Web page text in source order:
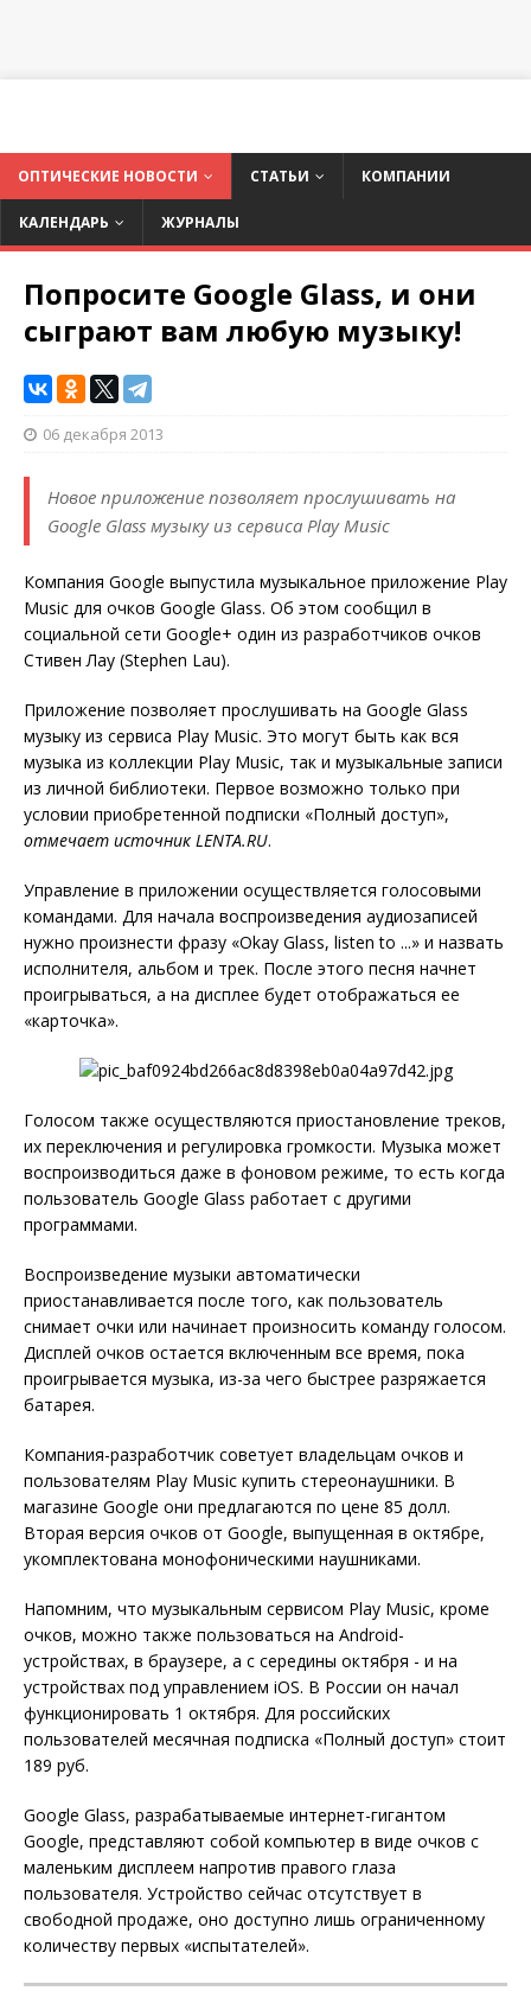
ОПТИЧЕСКИЕ НОВОСТИ СТАТЬИ КОМПАНИИ
КАЛЕНДАРЬ ЖУРНАЛЫ
Попросите Google Glass, и они
сыграют вам любую музыку!
06 декабря 2013
Новое приложение позволяет прослушивать на
Google Glass музыку из сервиса Play Music
Компания Google выпустила музыкальное приложение Play
Music для очков Google Glass. Об этом сообщил в
социальной сети Google+ один из разработчиков очков
Стивен Лау (Stephen Lau).
Приложение позволяет прослушивать на Google Glass
музыку из сервиса Play Music. Это могут быть как вся
музыка из коллекции Play Music, так и музыкальные записи
из личной библиотеки. Первое возможно только при
условии приобретенной подписки «Полный доступ»,
отмечает источник LENTA.RU.
Управление в приложении осуществляется голосовыми
командами. Для начала воспроизведения аудиозаписей
нужно произнести фразу «Okay Glass, listen to ...» и назвать
исполнителя, альбом и трек. После этого песня начнет
проигрываться, а на дисплее будет отображаться ее
«карточка».
Голосом также осуществляются приостановление треков,
их переключения и регулировка громкости. Музыка может
воспроизводиться даже в фоновом режиме, то есть когда
пользователь Google Glass работает с другими
программами.
Воспроизведение музыки автоматически
приостанавливается после того, как пользователь
снимает очки или начинает произносить команду голосом.
Дисплей очков остается включенным все время, пока
проигрывается музыка, из-за чего быстрее разряжается
батарея.
Компания-разработчик советует владельцам очков и
пользователям Play Music купить стереонаушники. В
магазине Google они предлагаются по цене 85 долл.
Вторая версия очков от Google, выпущенная в октябре,
укомплектована монофоническими наушниками.
Напомним, что музыкальным сервисом Play Music, кроме
очков, можно также пользоваться на Android-
устройствах, в браузере, а с середины октября - и на
устройствах под управлением iOS. В России он начал
функционировать 1 октября. Для российских
пользователей месячная подписка «Полный доступ» стоит
189 руб.
Google Glass, разрабатываемые интернет-гигантом
Google, представляют собой компьютер в виде очков с
маленьким дисплеем напротив правого глаза
пользователя. Устройство сейчас отсутствует в
свободной продаже, оно доступно лишь ограниченному
количеству первых «испытателей».